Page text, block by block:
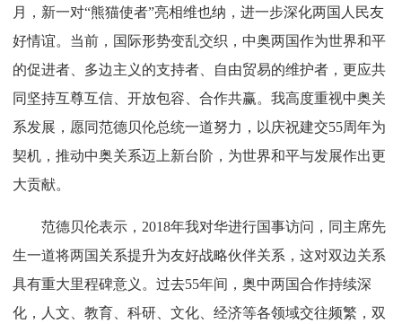
月，新一对“熊猫使者”亮相维也纳，进一步深化两国人民友
好情谊。当前，国际形势变乱交织，中奥两国作为世界和平
的促进者、多边主义的支持者、自由贸易的维护者，更应共
同坚持互尊互信、开放包容、合作共赢。我高度重视中奥关
系发展，愿同范德贝伦总统一道努力，以庆祝建交55周年为
契机，推动中奥关系迈上新台阶，为世界和平与发展作出更
大贡献。
范德贝伦表示，2018年我对华进行国事访问，同主席先
生一道将两国关系提升为友好战略伙伴关系，这对双边关系
具有重大里程碑意义。过去55年间，奥中两国合作持续深
化，人文、教育、科研、文化、经济等各领域交往频繁，双